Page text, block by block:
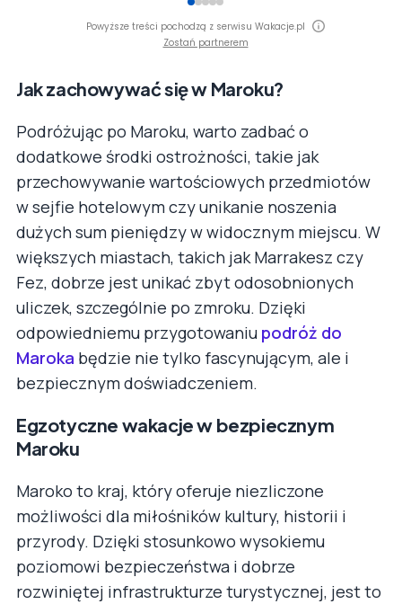
Powyższe treści pochodzą z serwisu Wakacje.pl
Zostań partnerem
Jak zachowywać się w Maroku?
Podróżując po Maroku, warto zadbać o
dodatkowe środki ostrożności, takie jak
przechowywanie wartościowych przedmiotów
w sejfie hotelowym czy unikanie noszenia
dużych sum pieniędzy w widocznym miejscu. W
większych miastach, takich jak Marrakesz czy
Fez, dobrze jest unikać zbyt odosobnionych
uliczek, szczególnie po zmroku. Dzięki
odpowiedniemu przygotowaniu podróż do
Maroka będzie nie tylko fascynującym, ale i
bezpiecznym doświadczeniem.
Egzotyczne wakacje w bezpiecznym
Maroku
Maroko to kraj, który oferuje niezliczone
możliwości dla miłośników kultury, historii i
przyrody. Dzięki stosunkowo wysokiemu
poziomowi bezpieczeństwa i dobrze
rozwiniętej infrastrukturze turystycznej, jest to